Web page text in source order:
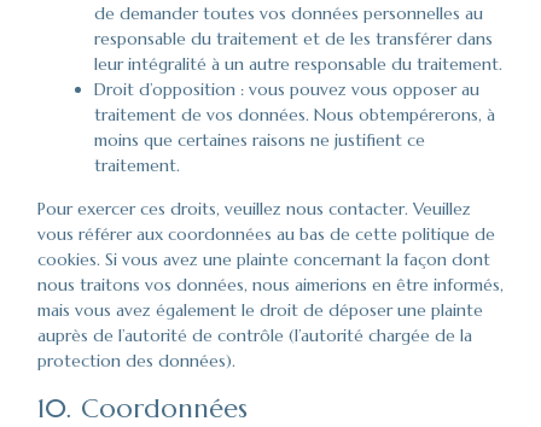
de demander toutes vos données personnelles au
responsable du traitement et de les transférer dans
leur intégralité à un autre responsable du traitement.
Droit d’opposition : vous pouvez vous opposer au
traitement de vos données. Nous obtempérerons, à
moins que certaines raisons ne justifient ce
traitement.
Pour exercer ces droits, veuillez nous contacter. Veuillez
vous référer aux coordonnées au bas de cette politique de
cookies. Si vous avez une plainte concernant la façon dont
nous traitons vos données, nous aimerions en être informés,
mais vous avez également le droit de déposer une plainte
auprès de l’autorité de contrôle (l’autorité chargée de la
protection des données).
10. Coordonnées